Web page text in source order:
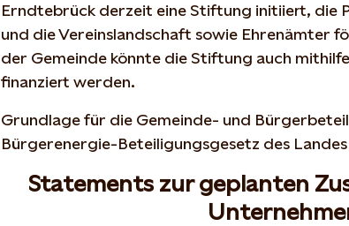
Erndtebrück derzeit eine Stiftung initiiert, die
und die Vereinslandschaft sowie Ehrenämter
der Gemeinde könnte die Stiftung auch
finanziert werden.
Grundlage für die Gemeinde- und
Bürgerenergie-Beteiligungsgesetz des Landes
Statements zur geplanten